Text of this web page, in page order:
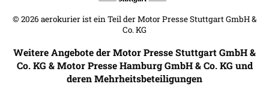
© 2026 aerokurier ist ein Teil der Motor Presse Stuttgart GmbH &
Co. KG
Weitere Angebote der Motor Presse Stuttgart GmbH &
Co. KG & Motor Presse Hamburg GmbH & Co. KG und
deren Mehrheitsbeteiligungen